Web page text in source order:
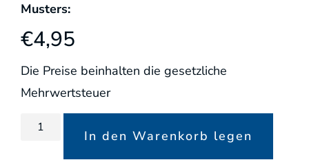
Musters:
€4,95
Die Preise beinhalten die gesetzliche
Mehrwertsteuer
In den Warenkorb legen